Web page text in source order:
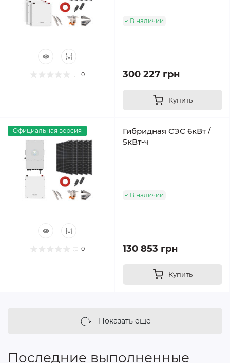
0
В наличии
300 227 грн
Купить
Официальная версия
0
Гибридная СЭС 6кВт /
5кВт-ч
В наличии
130 853 грн
Купить
Показать еще
Последние выполненные